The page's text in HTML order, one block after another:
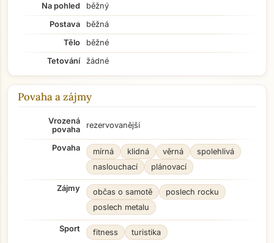
Na pohled
běžný
Postava
běžná
Tělo
běžné
Tetování
žádné
Povaha a zájmy
Vrozená
povaha
rezervovanější
Povaha mírná klidná věrná
spolehlivá
naslouchací
plánovací
Zájmy občas o samotě
poslech rocku
poslech metalu
Sport fitness turistika